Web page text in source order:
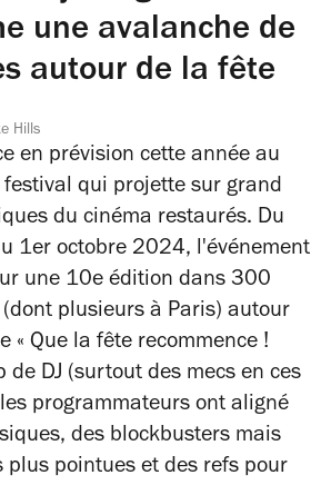
une avalanche de
autour de la fête
Hills
en prévision cette année au
festival qui projette sur grand
du cinéma restaurés. Du
1er octobre 2024, l'événement
une 10e édition dans 300
plusieurs à Paris) autour
« Que la fête recommence !
de DJ (surtout des mecs en ces
programmateurs ont aligné
des blockbusters mais
plus pointues et des refs pour